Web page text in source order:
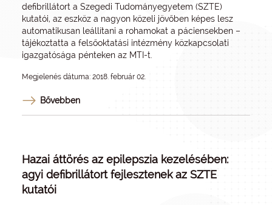
defibrillátort a Szegedi Tudományegyetem (SZTE)
kutatói, az eszköz a nagyon közeli jövőben képes lesz
automatikusan leállítani a rohamokat a páciensekben –
tájékoztatta a felsőoktatási intézmény közkapcsolati
igazgatósága pénteken az MTI-t.
Megjelenés dátuma: 2018. február 02.
Bővebben
Hazai áttörés az epilepszia kezelésében:
agyi defibrillátort fejlesztenek az SZTE
kutatói